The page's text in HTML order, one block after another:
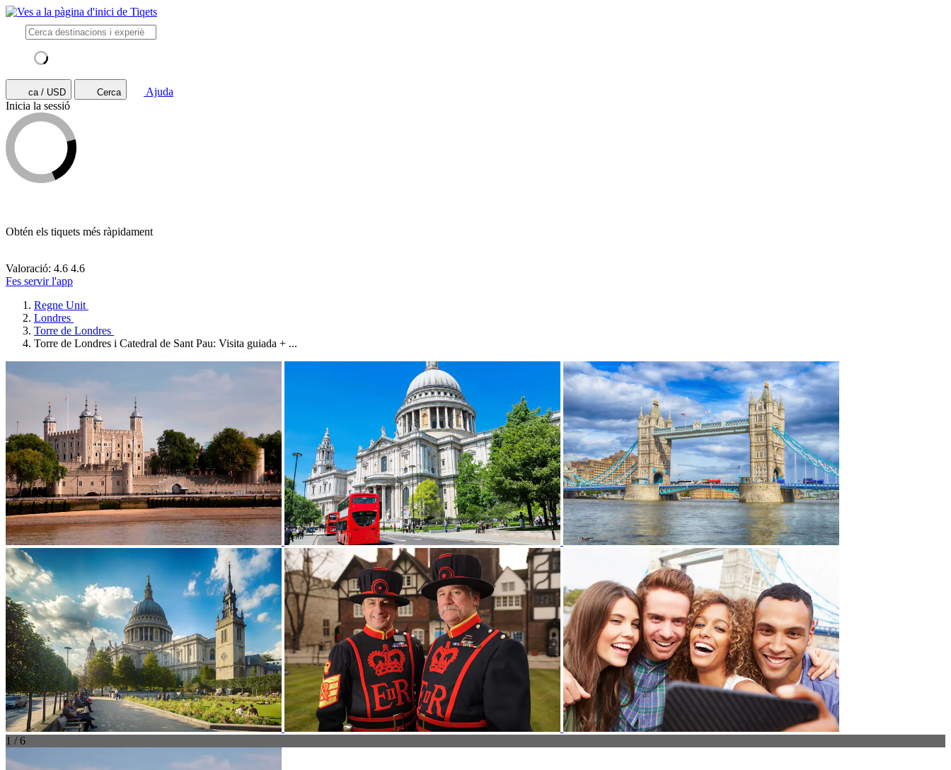
ca / USD Cerca
Ajuda
Inicia la sessió
Obtén els tiquets més ràpidament
Valoració: 4.6 4.6
Fes servir l'app
Regne Unit
Londres
Torre de Londres
Torre de Londres i Catedral de Sant Pau: Visita guiada + ...
1 / 6